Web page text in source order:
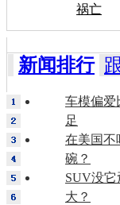
祸亡
新闻排行
车模偏爱
足
在美国不
碗？
SUV没
大？